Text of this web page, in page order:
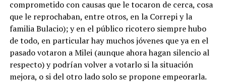
comprometido con causas que le tocaron de cerca, cosa
que le reprochaban, entre otros, en la Correpi y la
familia Bulacio); y en el público ricotero siempre hubo
de todo, en particular hay muchos jóvenes que ya en el
pasado votaron a Milei (aunque ahora hagan silencio al
respecto) y podrían volver a votarlo si la situación
mejora, o si del otro lado solo se propone empeorarla.